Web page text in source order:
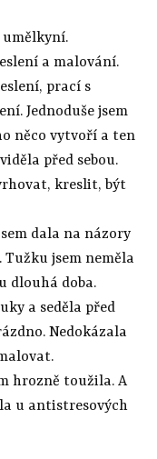
umělkyní.
a malování.
prací s
Jednoduše jsem
něco vytvoří a ten
před sebou.
kreslit, být
dala na názory
jsem neměla
dlouhá doba.
a seděla před
Nedokázala
hrozně toužila. A
u antistresových